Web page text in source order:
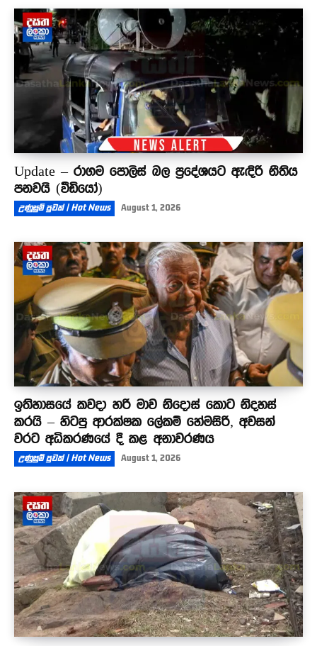
Update – රාගම පොලිස් බල ප්‍රදේශයට ඇඳිරි නීතිය
පනවයි (වීඩියෝ)
උණුසුම් පුවත් | Hot News August 1, 2026
ඉතිහාසයේ කවදා හරි මාව නිදොස් කොට නිදහස්
කරයි – හිටපු ආරක්ෂක ලේකම් හේමසිරි, අවසන්
වරට අධිකරණයේ දී කළ අනාවරණය
උණුසුම් පුවත් | Hot News August 1, 2026